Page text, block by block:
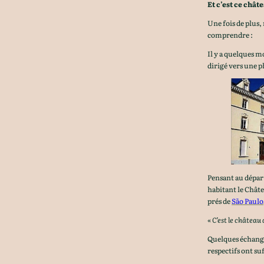
Et c’est ce
Une fois de
comprendre :
Il y a quelques
dirigé vers une
Pensant au
habitant le
prés deSão Paulo
« C’est le
Quelques
respectifs ont